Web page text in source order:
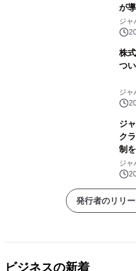
が
運
ジャ
株
つ
ジャ
ジ
ク
制
ジャ
発行者のリリ
ビジネスの新着